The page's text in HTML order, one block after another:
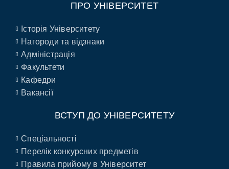
ПРО УНІВЕРСИТЕТ
Історія Університету
Нагороди та відзнаки
Адміністрація
Факультети
Кафедри
Вакансії
ВСТУП ДО УНІВЕРСИТЕТУ
Спеціальності
Перелік конкурсних предметів
Правила прийому в Університет